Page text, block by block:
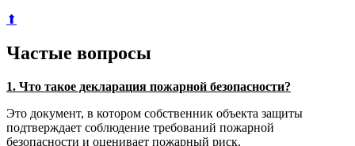
⬆
Частые вопросы
1. Что такое декларация пожарной безопасности?
Это документ, в котором собственник объекта защиты
подтверждает соблюдение требований пожарной
безопасности и оценивает пожарный риск.